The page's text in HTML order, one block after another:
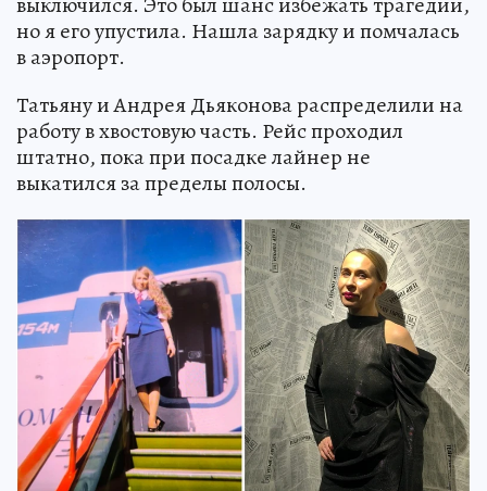
но я его упустила. Нашла зарядку и помчалась
в аэропорт.
Татьяну и Андрея Дьяконова распределили на
работу в хвостовую часть. Рейс проходил
штатно, пока при посадке лайнер не
выкатился за пределы полосы.